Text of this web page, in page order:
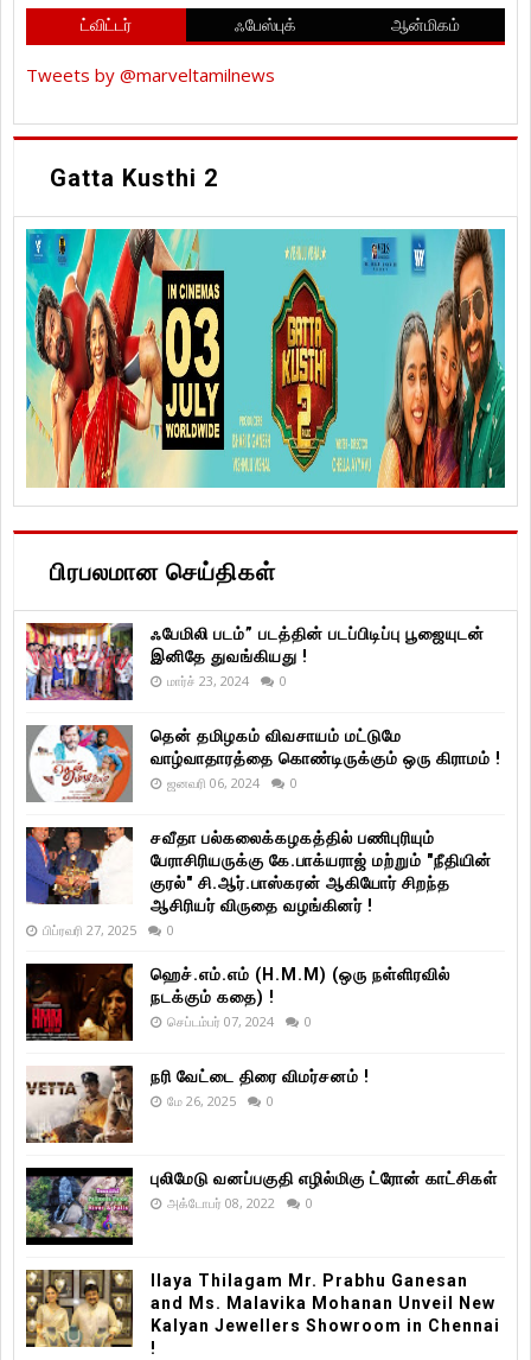
ட்விட்டர் ஃபேஸ்புக் ஆன்மிகம்
Tweets by @marveltamilnews
Gatta Kusthi 2
பிரபலமான செய்திகள்
ஃபேமிலி படம்” படத்தின் படப்பிடிப்பு பூஜையுடன்
இனிதே துவங்கியது !
மார்ச் 23, 2024 0
தென் தமிழகம் விவசாயம் மட்டுமே
வாழ்வாதாரத்தை கொண்டிருக்கும் ஒரு கிராமம் !
ஜனவரி 06, 2024 0
சவீதா பல்கலைக்கழகத்தில் பணிபுரியும்
பேராசிரியருக்கு கே.பாக்யராஜ் மற்றும் "நீதியின்
குரல்" சி.ஆர்.பாஸ்கரன் ஆகியோர் சிறந்த
ஆசிரியர் விருதை வழங்கினர் !
பிப்ரவரி 27, 2025 0
ஹெச்.எம்.எம் (H.M.M) (ஒரு நள்ளிரவில்
நடக்கும் கதை) !
செப்டம்பர் 07, 2024 0
நரி வேட்டை திரை விமர்சனம் !
மே 26, 2025 0
புலிமேடு வனப்பகுதி எழில்மிகு ட்ரோன் காட்சிகள்
அக்டோபர் 08, 2022 0
Ilaya Thilagam Mr. Prabhu Ganesan
and Ms. Malavika Mohanan Unveil New
Kalyan Jewellers Showroom in Chennai
!